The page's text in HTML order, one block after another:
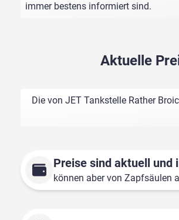
immer bestens informiert sind.
Aktuelle
Die von JET Tankstelle Rather
Preise sind aktuell und
können aber von Zapfsäulen